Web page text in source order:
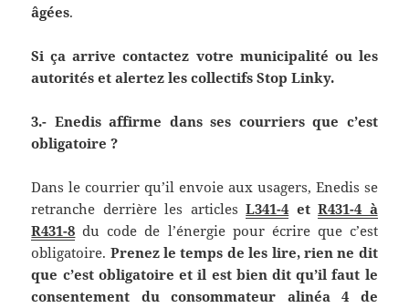
âgées.
Si ça arrive contactez votre municipalité ou les
autorités et alertez les collectifs Stop Linky.
3.- Enedis affirme dans ses courriers que c’est
obligatoire ?
Dans le courrier qu’il envoie aux usagers, Enedis se
retranche derrière les articlesL341-4 etR431-4 à
R431-8 du code de l’énergie pour écrire que c’est
obligatoire. Prenez le temps de les lire, rien ne dit
que c’est obligatoire et il est bien dit qu’il faut le
consentement du consommateur alinéa 4 de